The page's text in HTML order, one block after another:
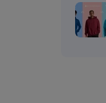
Velilla